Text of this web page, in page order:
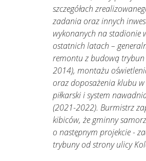
szczegółach
zadania oraz innych
wykonanych na stadionie
ostatnich latach –
remontu z budową trybun
2014), montażu
oraz doposażenia klubu w
piłkarski i system
(2021-2022). Burmistrz
kibiców, że gminny
o następnym projekcie -
trybuny od strony ulicy